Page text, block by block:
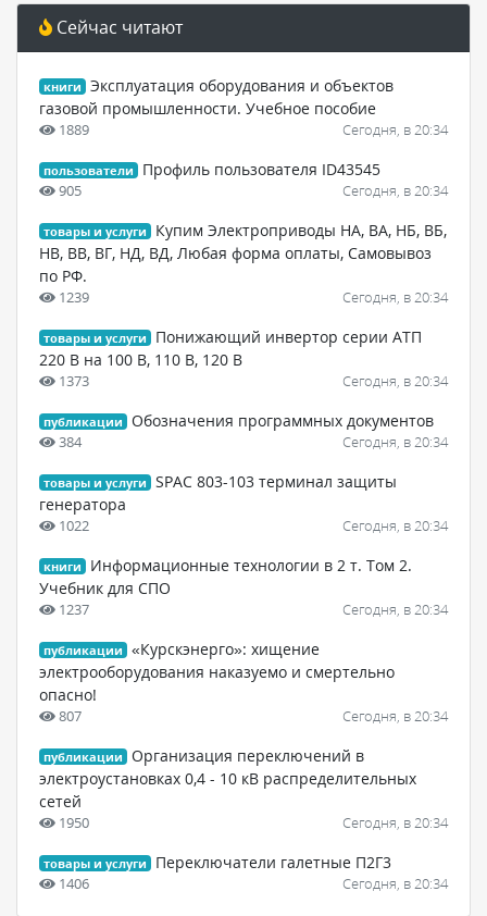
Сейчас читают
книги
Эксплуатация оборудования и объектов
газовой промышленности. Учебное пособие
1889 Сегодня, в 20:34
пользователи Профиль пользователя ID43545
905 Сегодня, в 20:34
товары и услуги
Купим Электроприводы НА, ВА, НБ, ВБ,
НВ, ВВ, ВГ, НД, ВД, Любая форма оплаты, Самовывоз
по РФ.
1239 Сегодня, в 20:34
товары и услуги
Понижающий инвертор серии АТП
220 В на 100 В, 110 В, 120 В
1373 Сегодня, в 20:34
публикации Обозначения программных документов
384 Сегодня, в 20:34
товары и услуги
SPAC 803-103 терминал защиты
генератора
1022 Сегодня, в 20:34
книги
Информационные технологии в 2 т. Том 2.
Учебник для СПО
1237 Сегодня, в 20:34
публикации
«Курскэнерго»: хищение
электрооборудования наказуемо и смертельно
опасно!
807 Сегодня, в 20:34
публикации
Организация переключений в
электроустановках 0,4 - 10 кВ распределительных
сетей
1950 Сегодня, в 20:34
товары и услуги Переключатели галетные П2Г3
1406 Сегодня, в 20:34